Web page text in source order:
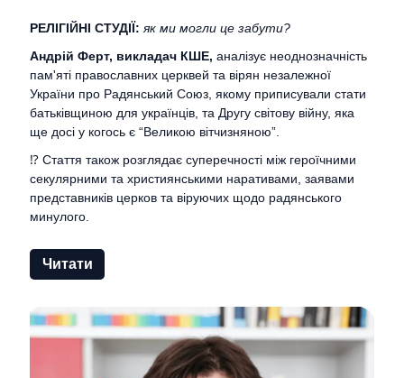
РЕЛІГІЙНІ СТУДІЇ: як ми могли це забути?
Андрій Ферт, викладач КШЕ, аналізує неоднозначність
пам'яті православних церквей та вірян незалежної
України про Радянський Союз, якому приписували стати
батьківщиною для українців, та Другу світову війну, яка
ще досі у когось є “Великою вітчизняною”.
⁉️ Стаття також розглядає суперечності між героїчними
секулярними та християнськими наративами, заявами
представників церков та віруючих щодо радянського
минулого.
Читати